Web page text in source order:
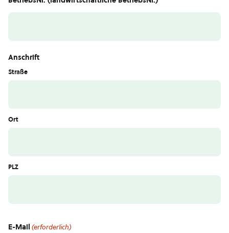
Anschrift
Straße
Ort
PLZ
E-Mail (erforderlich)